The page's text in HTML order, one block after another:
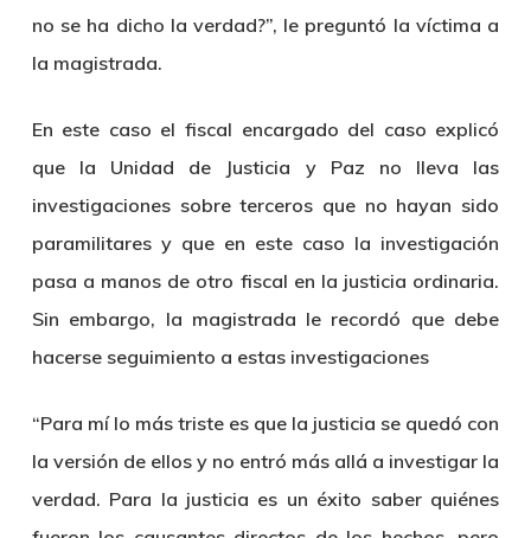
no se ha dicho la verdad?”, le preguntó la víctima a
la magistrada.
En este caso el fiscal encargado del caso explicó
que la Unidad de Justicia y Paz no lleva las
investigaciones sobre terceros que no hayan sido
paramilitares y que en este caso la investigación
pasa a manos de otro fiscal en la justicia ordinaria.
Sin embargo, la magistrada le recordó que debe
hacerse seguimiento a estas investigaciones
“Para mí lo más triste es que la justicia se quedó con
la versión de ellos y no entró más allá a investigar la
verdad. Para la justicia es un éxito saber quiénes